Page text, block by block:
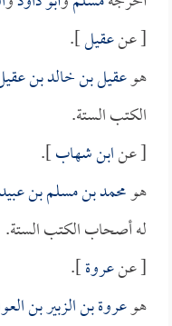
[ عنعقيل].
هوعقيل بن خالد بن
الكتب الستة.
[ عنابن شهاب].
هومحمد بن مسلم بن
له أصحاب الكتب الستة.
[ عنعروة].
هوعروة بن الزبير بن